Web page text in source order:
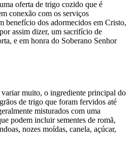
oferta de trigo cozido que é
conexão com os serviços
benefício dos adormecidos em Cristo,
assim dizer, um sacrifício de
e em honra do Soberano Senhor
variar muito, o ingrediente principal do
de trigo que foram fervidos até
misturados com uma
podem incluir sementes de romã,
nozes moídas, canela, açúcar,